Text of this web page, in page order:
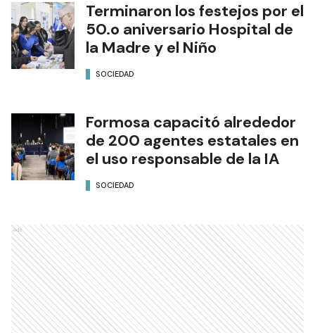
Terminaron los festejos por el
50.o aniversario Hospital de
la Madre y el Niño
SOCIEDAD
Formosa capacitó alrededor
de 200 agentes estatales en
el uso responsable de la IA
SOCIEDAD
Ads